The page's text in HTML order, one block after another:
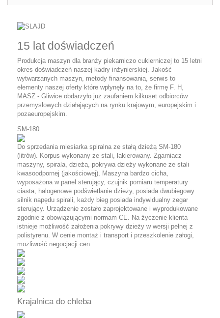
15 lat doświadczeń
Produkcja maszyn dla branży piekarniczo cukierniczej to 15 letni
okres doświadczeń naszej kadry inżynierskiej. Jakość
wytwarzanych maszyn, metody finansowania, serwis to
elementy naszej oferty które wpłynęły na to, że firmę F. H,
MASZ - Gliwice obdarzyło już zaufaniem kilkuset odbiorców
przemysłowych działających na rynku krajowym, europejskim i
pozaeuropejskim.
SM-180
Do sprzedania miesiarka spiralna ze stałą dzieżą SM-180
(litrów). Korpus wykonany ze stali, lakierowany. Zgarniacz
maszyny, spirala, dzieża, pokrywa dzieży wykonane ze stali
kwasoodpornej (jakościowej), Maszyna bardzo cicha,
wyposażona w panel sterujący, czujnik pomiaru temperatury
ciasta, halogenowe podświetlanie dzieży, posiada dwubiegowy
silnik napędu spirali, każdy bieg posiada indywidualny zegar
sterujący. Urządzenie zostało zaprojektowane i wyprodukowane
zgodnie z obowiązującymi normam CE. Na życzenie klienta
istnieje możliwość założenia pokrywy dzieży w wersji pełnej z
polistyrenu. W cenie montaż i transport i przeszkolenie załogi,
możliwość negocjacji cen.
Krajalnica do chleba